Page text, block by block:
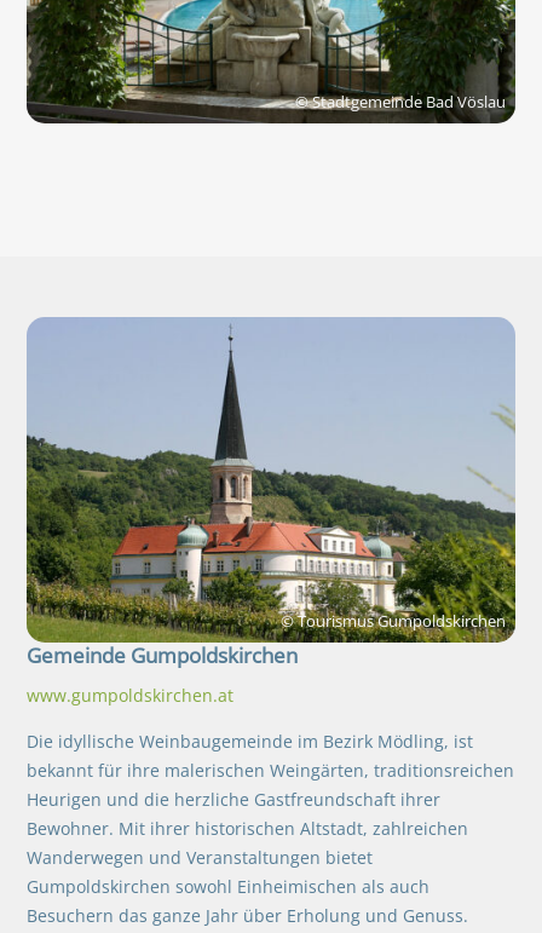
© Stadtgemeinde Bad Vöslau
© Tourismus Gumpoldskirchen
Gemeinde Gumpoldskirchen
www.gumpoldskirchen.at
Die idyllische Weinbaugemeinde im Bezirk Mödling, ist
bekannt für ihre malerischen Weingärten, traditionsreichen
Heurigen und die herzliche Gastfreundschaft ihrer
Bewohner. Mit ihrer historischen Altstadt, zahlreichen
Wanderwegen und Veranstaltungen bietet
Gumpoldskirchen sowohl Einheimischen als auch
Besuchern das ganze Jahr über Erholung und Genuss.